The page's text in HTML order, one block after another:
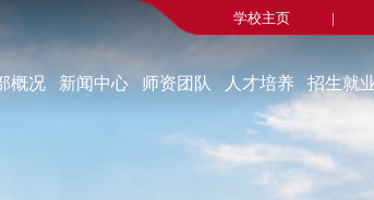
学校主页 |
概况 新闻中心 师资团队
在职教师
人才培养
本科生教育
研究生教育
招生就
招生工
就业工